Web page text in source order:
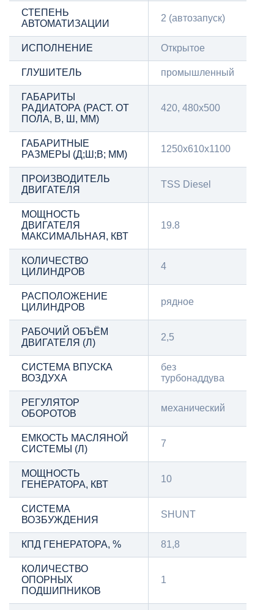
СТЕПЕНЬ
АВТОМАТИЗАЦИИ
2 (автозапуск)
ИСПОЛНЕНИЕ Открытое
ГЛУШИТЕЛЬ промышленный
ГАБАРИТЫ
РАДИАТОРА (РАСТ. ОТ
ПОЛА, В, Ш, ММ)
420, 480х500
ГАБАРИТНЫЕ
РАЗМЕРЫ (Д;Ш;В; ММ)
1250x610x1100
ПРОИЗВОДИТЕЛЬ
ДВИГАТЕЛЯ
TSS Diesel
МОЩНОСТЬ
ДВИГАТЕЛЯ
МАКСИМАЛЬНАЯ, КВТ
19.8
КОЛИЧЕСТВО
ЦИЛИНДРОВ
4
РАСПОЛОЖЕНИЕ
ЦИЛИНДРОВ
рядное
РАБОЧИЙ ОБЪЁМ
ДВИГАТЕЛЯ (Л)
2,5
СИСТЕМА ВПУСКА
ВОЗДУХА
без
турбонаддува
РЕГУЛЯТОР
ОБОРОТОВ
механический
ЕМКОСТЬ МАСЛЯНОЙ
СИСТЕМЫ (Л)
7
МОЩНОСТЬ
ГЕНЕРАТОРА, КВТ
10
СИСТЕМА
ВОЗБУЖДЕНИЯ
SHUNT
КПД ГЕНЕРАТОРА, % 81,8
КОЛИЧЕСТВО
ОПОРНЫХ
ПОДШИПНИКОВ
1